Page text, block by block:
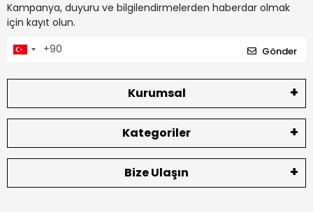
Kampanya, duyuru ve bilgilendirmelerden haberdar olmak
için kayıt olun.
Gönder
Kurumsal
Kategoriler
Bize Ulaşın